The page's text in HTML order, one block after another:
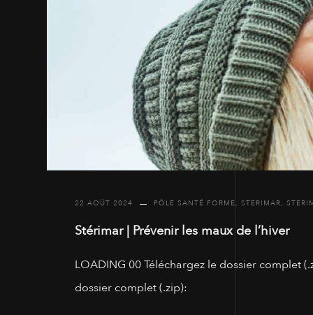
22 AOÛT 2024 PÔLE SANTÉ FORME, STERIMAR,
Stérimar | Prévenir les maux de l’hiver
LOADING 00 Téléchargez le dossier
dossier complet (.zip):